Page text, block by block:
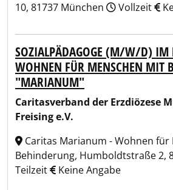
10, 81737 München
Vollzeit
SOZIALPÄDAGOGE (M/W/D) IM
WOHNEN FÜR MENSCHEN MIT
"MARIANUM"
Caritasverband der Erzdiözese
Freising e.V.
Caritas Marianum - Wohnen
Behinderung, Humboldtstraße 2,
Teilzeit
Keine Angabe